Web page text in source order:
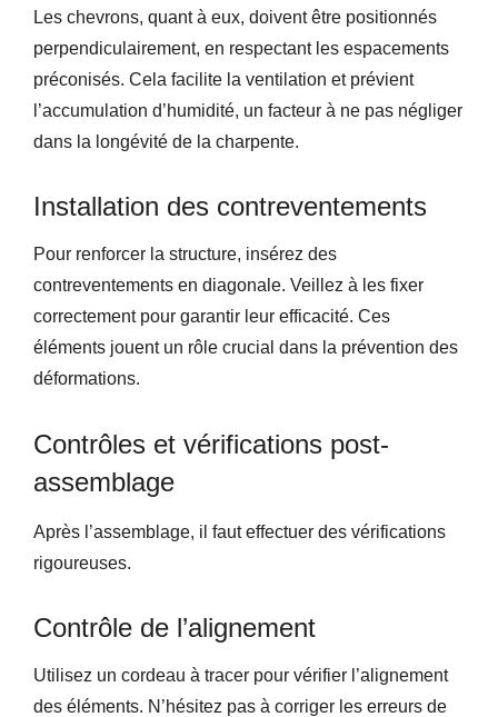
Les chevrons, quant à eux, doivent être positionnés
perpendiculairement, en respectant les espacements
préconisés. Cela facilite la ventilation et prévient
l’accumulation d’humidité, un facteur à ne pas négliger
dans la longévité de la charpente.
Installation des contreventements
Pour renforcer la structure, insérez des
contreventements en diagonale. Veillez à les fixer
correctement pour garantir leur efficacité. Ces
éléments jouent un rôle crucial dans la prévention des
déformations.
Contrôles et vérifications post-
assemblage
Après l’assemblage, il faut effectuer des vérifications
rigoureuses.
Contrôle de l’alignement
Utilisez un cordeau à tracer pour vérifier l’alignement
des éléments. N’hésitez pas à corriger les erreurs de